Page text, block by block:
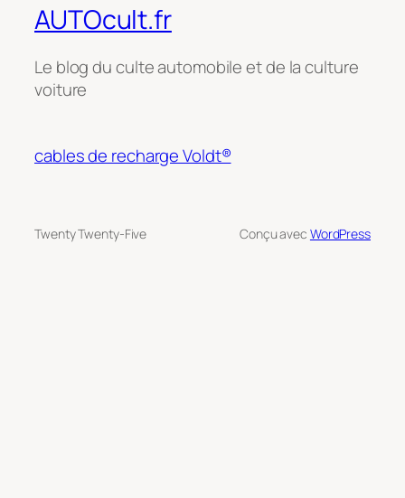
AUTOcult.fr
Le blog du culte automobile et de la culture
voiture
cables de recharge Voldt®
Twenty Twenty-Five Conçu avec WordPress